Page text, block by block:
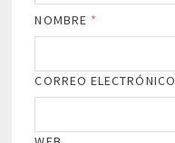
NOMBRE *
CORREO ELECTRÓNICO